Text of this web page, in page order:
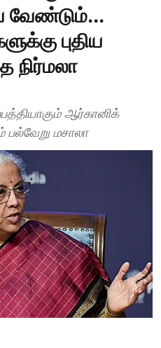
புதிய
நிர்மலா
ஆர்கானிக்
பல்வேறு மசாலா